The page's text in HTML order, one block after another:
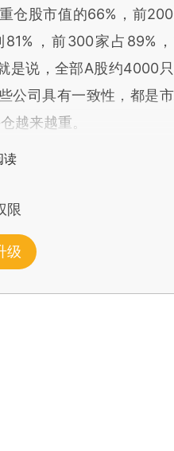
仓股市值的66%，前
，前300家占89%
是说，全部A股约4000
公司具有一致性，都是
越来越重。
读
限
级